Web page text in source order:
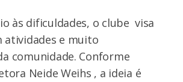
às dificuldades, o clube visa
e muito
comunidade. Conforme
Neide Weihs , a ideia é